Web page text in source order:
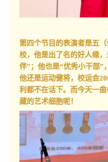
第四个节目的表演者是五
校，他是出了名的好人缘
伴”；他也是“优秀小干部”
他还是运动健将，校运会
利都不在话下。而今天一
藏的艺术细胞呢！